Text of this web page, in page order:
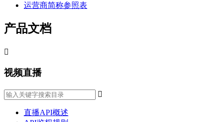
运营商简称参照表
产品文档

视频直播

直播API概述